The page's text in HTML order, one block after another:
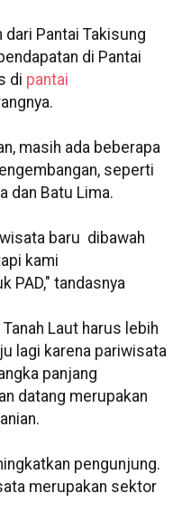
Pantai Takisung
di Pantai
di pantai
masih ada beberapa
seperti
dan Batu Lima.
baru dibawah
kami
PAD," tandasnya
Laut harus lebih
lagi karena pariwisata
panjang
datang merupakan
pengunjung.
merupakan sektor